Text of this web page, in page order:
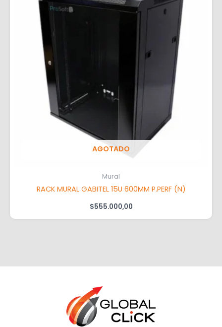
AGOTADO
Mural
RACK MURAL GABITEL 15U 600MM P.PERF (N)
$555.000,00